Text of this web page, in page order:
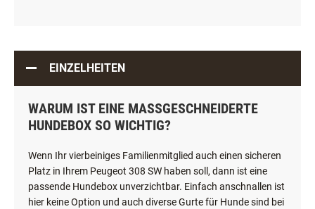
EINZELHEITEN
WARUM IST EINE MASSGESCHNEIDERTE H
UNDEBOX SO WICHTIG?
Wenn Ihr vierbeiniges Familienmitglied auch einen sicheren
Platz in Ihrem Peugeot 308 SW haben soll, dann ist eine
passende Hundebox unverzichtbar. Einfach anschnallen ist
hier keine Option und auch diverse Gurte für Hunde sind bei